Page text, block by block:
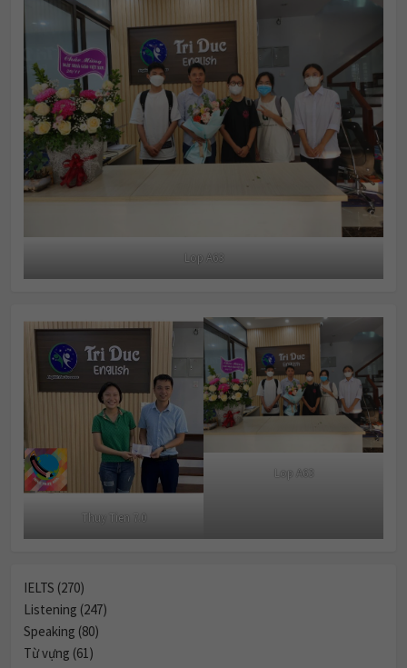
Lop A63
Thuy Tien 7.0
Lop A63
IELTS (270)
Listening (247)
Speaking (80)
Từ vựng (61)